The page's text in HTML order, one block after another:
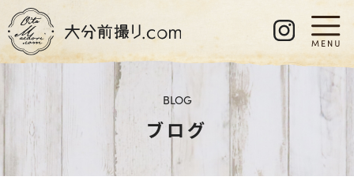
BLOG
ブログ